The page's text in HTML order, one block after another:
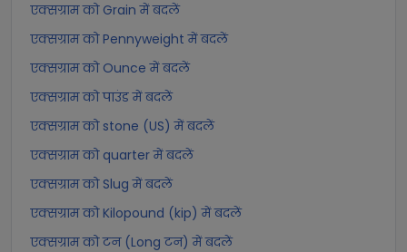
एक्सग्राम को Grain में बदलें
एक्सग्राम को Pennyweight में बदलें
एक्सग्राम को Ounce में बदलें
एक्सग्राम को पाउंड में बदलें
एक्सग्राम को stone (US) में बदलें
एक्सग्राम को quarter में बदलें
एक्सग्राम को Slug में बदलें
एक्सग्राम को Kilopound (kip) में बदलें
एक्सग्राम को टन (Long टन) में बदलें